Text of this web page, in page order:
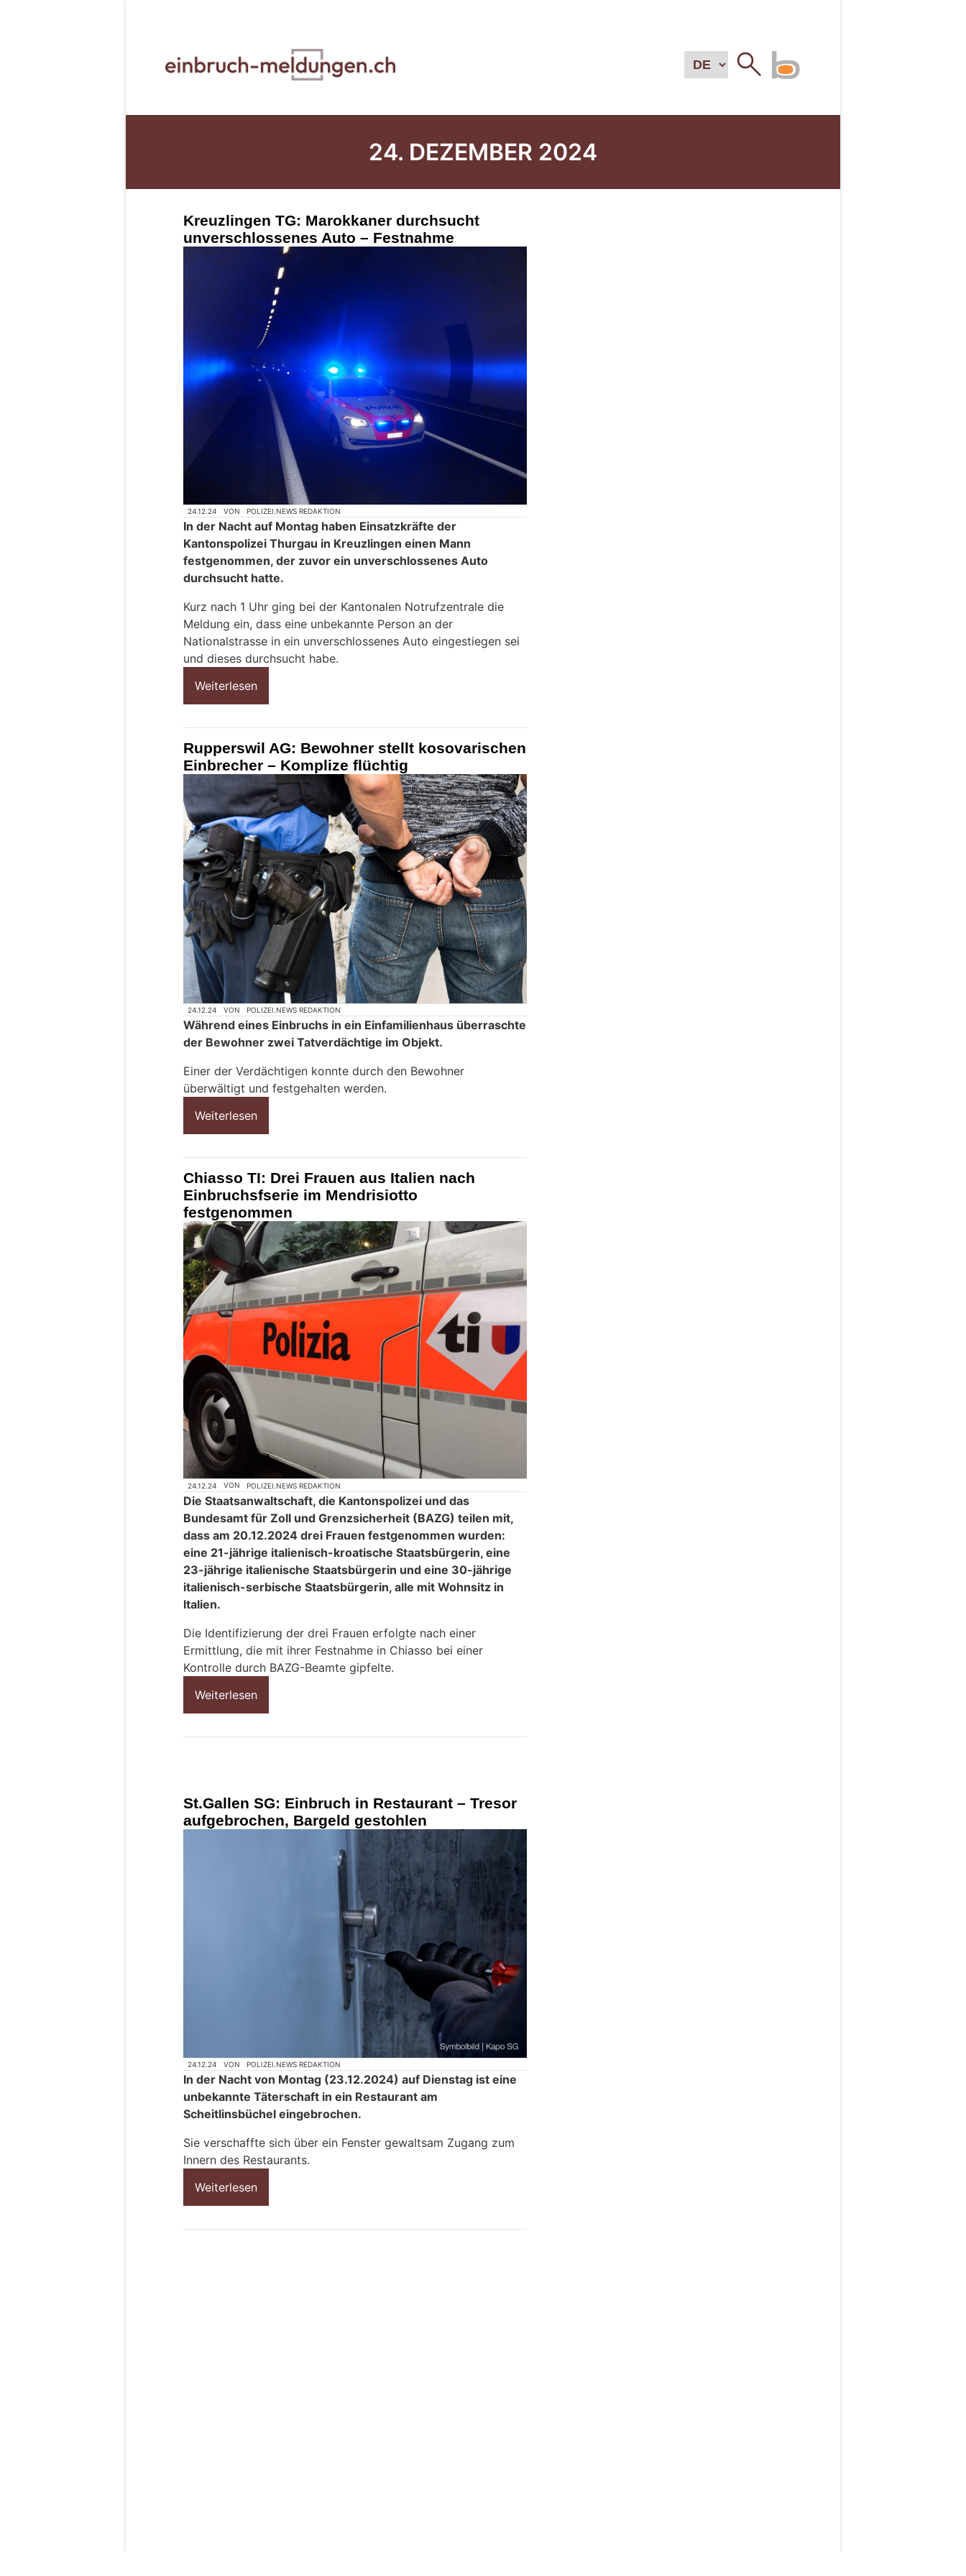
24. DEZEMBER 2024
Kreuzlingen TG: Marokkaner durchsucht
unverschlossenes Auto – Festnahme
24.12.24 VON POLIZEI.NEWS REDAKTION
In der Nacht auf Montag haben Einsatzkräfte der
Kantonspolizei Thurgau in Kreuzlingen einen Mann
festgenommen, der zuvor ein unverschlossenes Auto
durchsucht hatte.
Kurz nach 1 Uhr ging bei der Kantonalen Notrufzentrale die
Meldung ein, dass eine unbekannte Person an der
Nationalstrasse in ein unverschlossenes Auto eingestiegen sei
und dieses durchsucht habe.
Weiterlesen
Rupperswil AG: Bewohner stellt kosovarischen
Einbrecher – Komplize flüchtig
24.12.24 VON POLIZEI.NEWS REDAKTION
Während eines Einbruchs in ein Einfamilienhaus überraschte
der Bewohner zwei Tatverdächtige im Objekt.
Einer der Verdächtigen konnte durch den Bewohner
überwältigt und festgehalten werden.
Weiterlesen
Chiasso TI: Drei Frauen aus Italien nach
Einbruchsfserie im Mendrisiotto
festgenommen
24.12.24 VON POLIZEI.NEWS REDAKTION
Die Staatsanwaltschaft, die Kantonspolizei und das
Bundesamt für Zoll und Grenzsicherheit (BAZG) teilen mit,
dass am 20.12.2024 drei Frauen festgenommen wurden:
eine 21-jährige italienisch-kroatische Staatsbürgerin, eine
23-jährige italienische Staatsbürgerin und eine 30-jährige
italienisch-serbische Staatsbürgerin, alle mit Wohnsitz in
Italien.
Die Identifizierung der drei Frauen erfolgte nach einer
Ermittlung, die mit ihrer Festnahme in Chiasso bei einer
Kontrolle durch BAZG-Beamte gipfelte.
Weiterlesen
St.Gallen SG: Einbruch in Restaurant – Tresor
aufgebrochen, Bargeld gestohlen
24.12.24 VON POLIZEI.NEWS REDAKTION
In der Nacht von Montag (23.12.2024) auf Dienstag ist eine
unbekannte Täterschaft in ein Restaurant am
Scheitlinsbüchel eingebrochen.
Sie verschaffte sich über ein Fenster gewaltsam Zugang zum
Innern des Restaurants.
Weiterlesen